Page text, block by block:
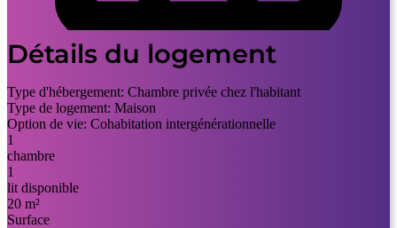
Détails du logement
Type d'hébergement: Chambre privée chez l'habitant
Type de logement: Maison
Option de vie: Cohabitation intergénérationnelle
1
chambre
1
lit disponible
20 m²
Surface